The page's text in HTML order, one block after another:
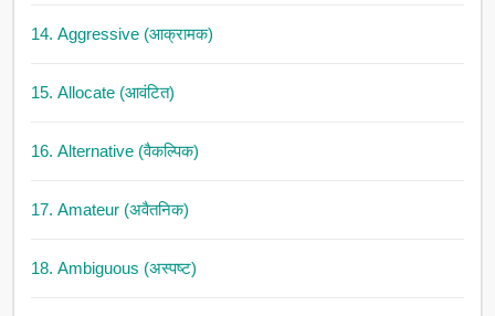
14. Aggressive (आक्रामक)
15. Allocate (आवंटित)
16. Alternative (वैकल्पिक)
17. Amateur (अवैतनिक)
18. Ambiguous (अस्पष्ट)